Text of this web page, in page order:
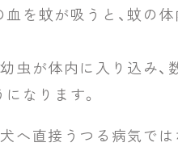
を蚊が吸うと、蚊の
虫が体内に入り込み、
なります。
へ直接うつる病気では